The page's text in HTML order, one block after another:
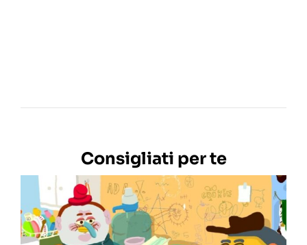
Consigliati per te